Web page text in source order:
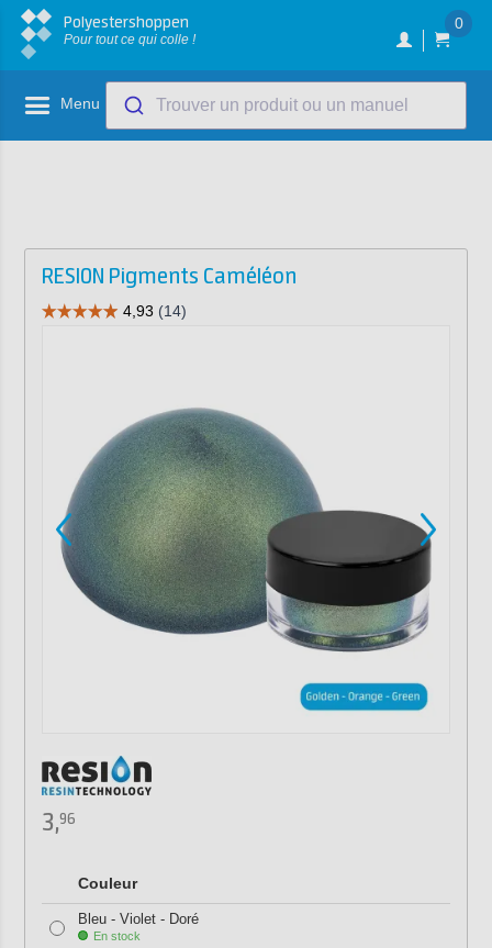
Polyestershoppen
Pour tout ce qui colle !
0
Menu Trouver un produit ou un manuel
RESION Pigments Caméléon
3,96
Couleur
Bleu - Violet - Doré
En stock